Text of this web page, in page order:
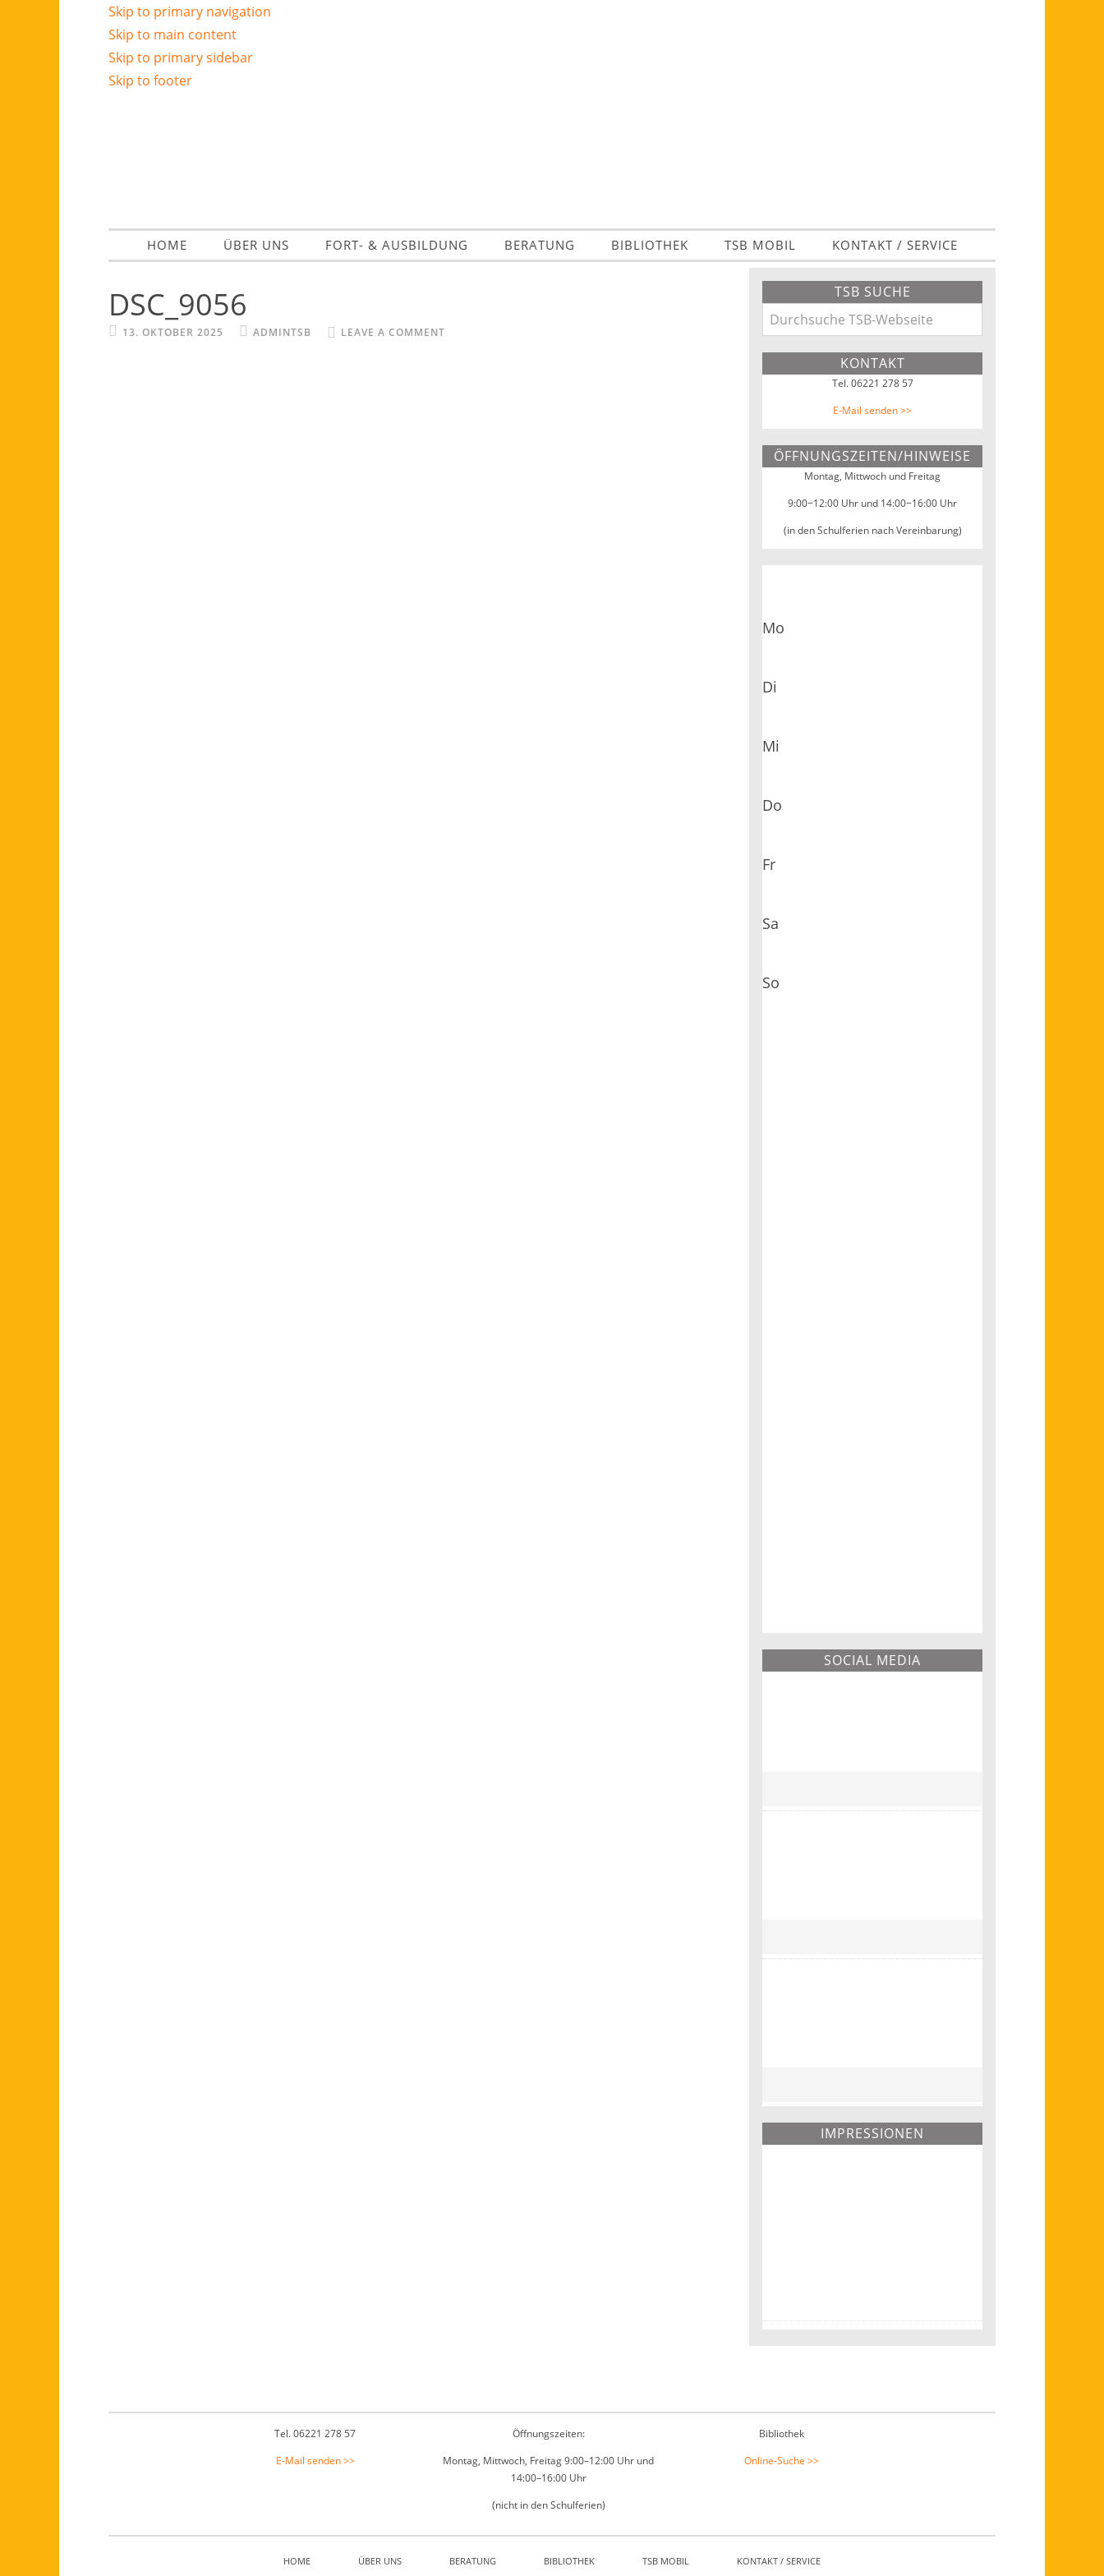
Skip to primary navigation
Skip to main content
Skip to primary sidebar
Skip to footer
HOME ÜBER UNS FORT- & AUSBILDUNG BERATUNG BIBLIOTHEK TSB MOBIL KONTAKT / SERVICE
DSC_9056
13. OKTOBER 2025 ADMINTSB LEAVE A COMMENT
Sidebar
TSB SUCHE
Durchsuche
TSB-
KONTAKT
Tel. 06221 278 57
E-Mail senden >>
ÖFFNUNGSZEITEN/HINWEISE
Montag, Mittwoch und Freitag
9:00−12:00 Uhr und 14:00−16:00 Uhr
(in den Schulferien nach Vereinbarung)
Mo
Di
Mi
Do
Fr
Sa
So
SOCIAL MEDIA
IMPRESSIONEN
Tel. 06221 278 57
E-Mail senden >>
Öffnungszeiten:
Montag, Mittwoch, Freitag 9:00–12:00 Uhr und
14:00–16:00 Uhr
(nicht in den Schulferien)
Bibliothek
Online-Suche >>
HOME ÜBER UNS BERATUNG BIBLIOTHEK TSB MOBIL KONTAKT / SERVICE